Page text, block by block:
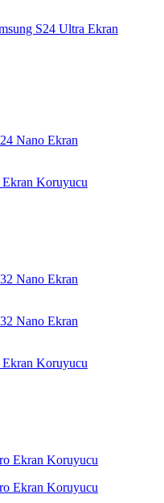
S24 Ultra Ekran
Ekran Koruyucu
Ekran Koruyucu